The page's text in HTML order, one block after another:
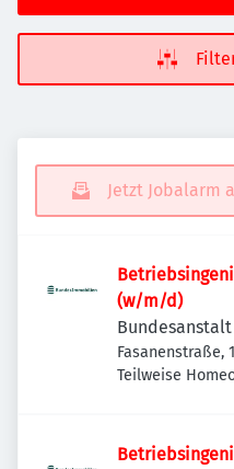
Jetzt Jobalarm
(w/m/d)
Fasanenstraße,
Charlottenburg-
Teilweise